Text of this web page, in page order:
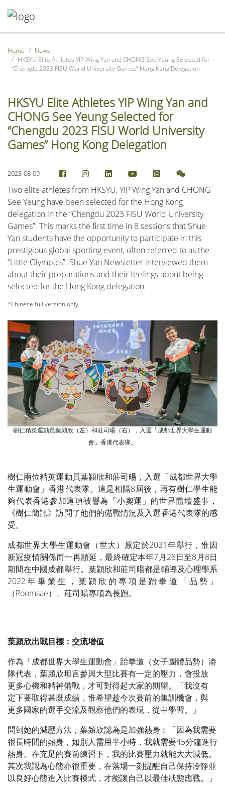
Home
News
HKSYU Elite Athletes YIP Wing Yan and CHONG See Yeung Selected for
“Chengdu 2023 FISU World University Games” Hong Kong Delegation
HKSYU Elite Athletes YIP Wing Yan and
CHONG See Yeung Selected for
“Chengdu 2023 FISU World University
Games” Hong Kong Delegation
2023-08-09
Two elite athletes from HKSYU, YIP Wing Yan and CHONG
See Yeung have been selected for the Hong Kong
delegation in the “Chengdu 2023 FISU World University
Games”. This marks the first time in 8 sessions that Shue
Yan students have the opportunity to participate in this
prestigious global sporting event, often referred to as the
“Little Olympics”. Shue Yan Newsletter interviewed them
about their preparations and their feelings about being
selected for the Hong Kong delegation.
*Chinese full version only
樹仁精英運動員葉潁欣（左）和莊司暘（右），入選「成都世界大學生運動
會」香港代表隊。
樹仁兩位精英運動員葉潁欣和莊司暘，入選「成都世界大學
生運動會」香港代表隊。這是相隔8屆後，再有樹仁學生能
夠代表香港參加這項被譽為「小奧運」的世界體壇盛事，
《樹仁簡訊》訪問了他們的備戰情況及入選香港代表隊的感
受。
成都世界大學生運動會（世大）原定於2021年舉行，惟因
新冠疫情關係而一再順延，最終確定本年7月28日至8月8日
期間在中國成都舉行。葉潁欣和莊司暘都是輔導及心理學系
2022年畢業生，葉潁欣的專項是跆拳道「品勢」
（Poomsae）、莊司暘專項為長跑。
葉潁欣出戰目標：交流增值
作為「成都世界大學生運動會」跆拳道（女子團體品勢）港
隊代表，葉潁欣坦言參與大型比賽有一定的壓力，會投放
更多心機和精神備戰，才可對得起大家的期望。「我沒有
定下要取得甚麼成績，惟希望趁今次賽前的集訓機會，與
更多國家的選手交流及觀察他們的表現，從中學習。」
問到她的減壓方法，葉潁欣認為是加強熱身︰「因為我需要
很長時間的熱身，如別人需用半小時，我就需要45分鐘進行
熱身。在充足的賽前練習下，我的比賽壓力就能大大減低。
其次我認為心態亦很重要，在落場一刻提醒自己保持冷靜並
以良好心態進入比賽模式，才能讓自己以最佳狀態應戰。」